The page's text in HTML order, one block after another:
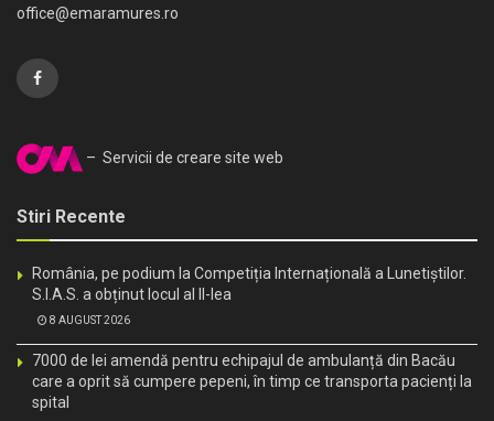
office@emaramures.ro
– Servicii de creare site web
Stiri Recente
România, pe podium la Competiția Internațională a Lunetiștilor.
S.I.A.S. a obținut locul al II-lea
8 AUGUST 2026
7000 de lei amendă pentru echipajul de ambulanță din Bacău
care a oprit să cumpere pepeni, în timp ce transporta pacienți la
spital